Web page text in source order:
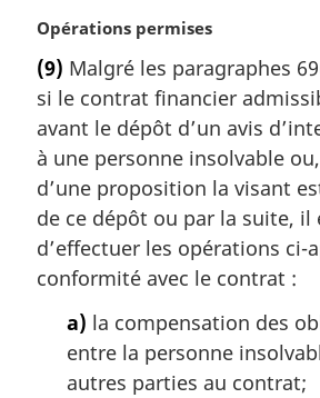
N
t
e
m
a
g
i
n
a
Opérations permises
(9) Malgré les paragraphes
si le contrat financier
avant le dépôt d’un avis
à une personne insolvable
d’une proposition la visant
de ce dépôt ou par la suite, il
d’effectuer les opérations ci-
conformité avec le contrat :
a) la compensation des
entre la personne
autres parties au contrat;